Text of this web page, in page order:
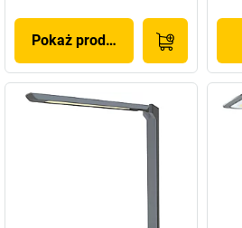
Pokaż produkt